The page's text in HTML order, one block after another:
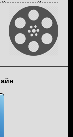
то вы поймете
территории
язык очень